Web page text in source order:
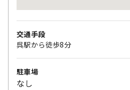
交通手段
呉駅から徒歩8分
駐車場
なし